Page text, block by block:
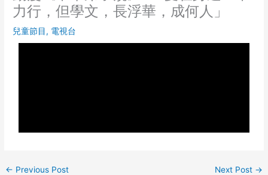
力行，但學文，長浮華，成何人」
兒童節目, 電視台
← Previous Post Next Post →